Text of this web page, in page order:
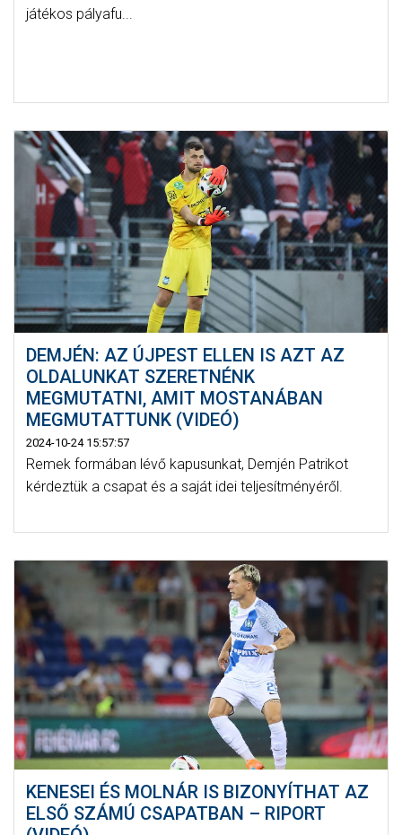
játékos pályafu...
DEMJÉN: AZ ÚJPEST ELLEN IS AZT AZ
OLDALUNKAT SZERETNÉNK
MEGMUTATNI, AMIT MOSTANÁBAN
MEGMUTATTUNK (VIDEÓ)
2024-10-24 15:57:57
Remek formában lévő kapusunkat, Demjén Patrikot
kérdeztük a csapat és a saját idei teljesítményéről.
KENESEI ÉS MOLNÁR IS BIZONYÍTHAT AZ
ELSŐ SZÁMÚ CSAPATBAN – RIPORT